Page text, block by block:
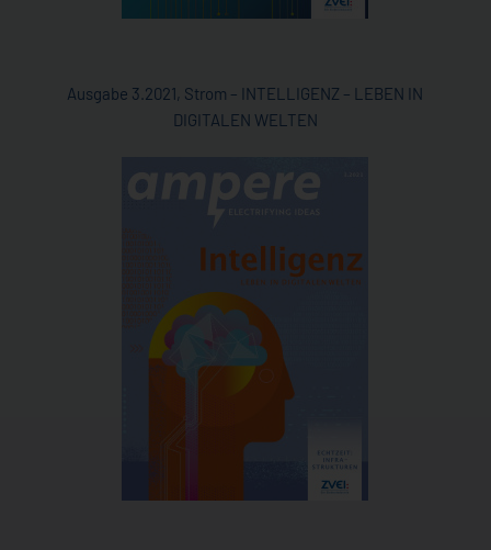
Ausgabe 3.2021, Strom – INTELLIGENZ – LEBEN IN
DIGITALEN WELTEN